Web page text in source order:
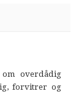
overdådig
forvitrer og